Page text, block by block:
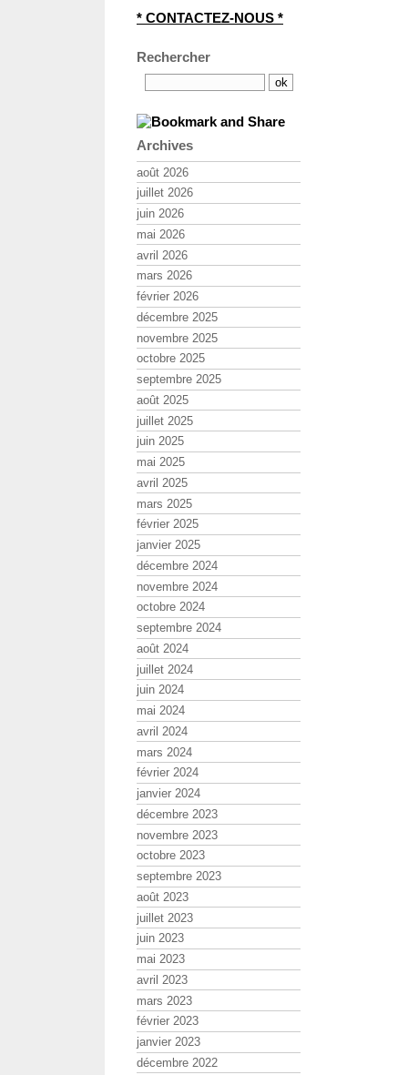
* CONTACTEZ-NOUS *
Rechercher
Archives
août 2026
juillet 2026
juin 2026
mai 2026
avril 2026
mars 2026
février 2026
décembre 2025
novembre 2025
octobre 2025
septembre 2025
août 2025
juillet 2025
juin 2025
mai 2025
avril 2025
mars 2025
février 2025
janvier 2025
décembre 2024
novembre 2024
octobre 2024
septembre 2024
août 2024
juillet 2024
juin 2024
mai 2024
avril 2024
mars 2024
février 2024
janvier 2024
décembre 2023
novembre 2023
octobre 2023
septembre 2023
août 2023
juillet 2023
juin 2023
mai 2023
avril 2023
mars 2023
février 2023
janvier 2023
décembre 2022